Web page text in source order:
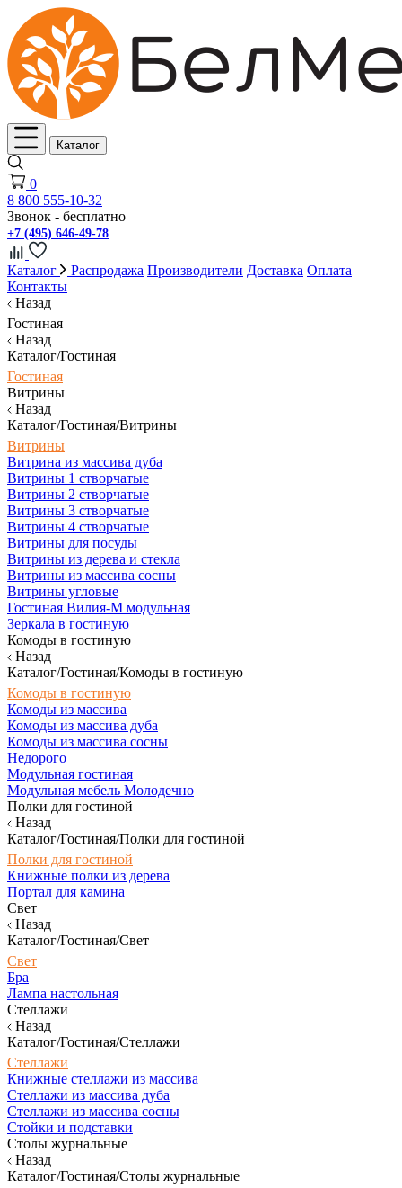
Каталог
0
8 800 555-10-32
Звонок - бесплатно
+7 (495) 646-49-78
Каталог Распродажа Производители Доставка Оплата
Контакты
Назад
Гостиная
Назад
Каталог/Гостиная
Гостиная
Витрины
Назад
Каталог/Гостиная/Витрины
Витрины
Витрина из массива дуба
Витрины 1 створчатые
Витрины 2 створчатые
Витрины 3 створчатые
Витрины 4 створчатые
Витрины для посуды
Витрины из дерева и стекла
Витрины из массива сосны
Витрины угловые
Гостиная Вилия-М модульная
Зеркала в гостиную
Комоды в гостиную
Назад
Каталог/Гостиная/Комоды в гостиную
Комоды в гостиную
Комоды из массива
Комоды из массива дуба
Комоды из массива сосны
Недорого
Модульная гостиная
Модульная мебель Молодечно
Полки для гостиной
Назад
Каталог/Гостиная/Полки для гостиной
Полки для гостиной
Книжные полки из дерева
Портал для камина
Свет
Назад
Каталог/Гостиная/Свет
Свет
Бра
Лампа настольная
Стеллажи
Назад
Каталог/Гостиная/Стеллажи
Стеллажи
Книжные стеллажи из массива
Стеллажи из массива дуба
Стеллажи из массива сосны
Стойки и подставки
Столы журнальные
Назад
Каталог/Гостиная/Столы журнальные